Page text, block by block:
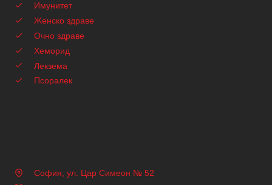
Имунитет
Женско здраве
Очно здраве
Хеморид
Лекзема
Псоралек
София, ул. Цар Симеон № 52